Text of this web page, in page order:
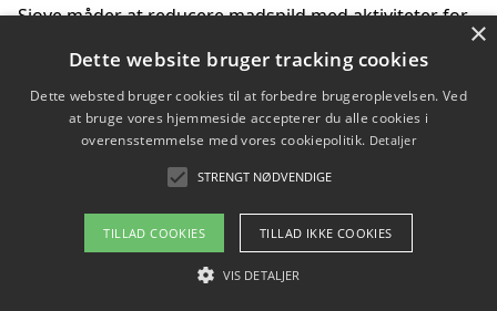
Sjove måder at reducere madspild med aktiviteter for
Hvor finder jeg nemme måltidskasser i Vejle
Om / kontakt
Blog Betingelser
×
Dette website bruger tracking cookies
Dette websted bruger cookies til at forbedre brugeroplevelsen. Ved
at bruge vores hjemmeside accepterer du alle cookies i
overensstemmelse med vores cookiepolitik. Detaljer
STRENGT NØDVENDIGE
TILLAD COOKIES TILLAD IKKE COOKIES
VIS DETALJER